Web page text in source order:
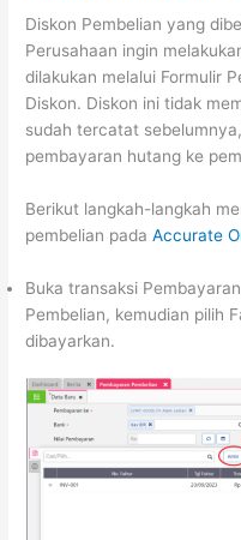
Diskon Pembelian yang
Perusahaan ingin
dilakukan melalui Formulir
Diskon. Diskon ini tidak
sudah tercatat
pembayaran hutang ke
Berikut langkah-langkah
pembelian padaAccurate
Buka transaksi
Pembelian, kemudian pilih
dibayarkan.